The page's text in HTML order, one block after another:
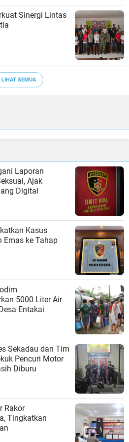
Sinergi Lintas
LIHAT SEMUA
Laporan
Ajak
Digital
Kasus
Emas ke Tahap
5000 Liter Air
Entakai
Sekadau dan Tim
Pencuri Motor
Diburu
Rakor
Tingkatkan